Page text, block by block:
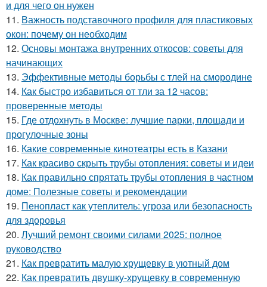
и для чего он нужен
11. Важность подставочного профиля для пластиковых
окон: почему он необходим
12. Основы монтажа внутренних откосов: советы для
начинающих
13. Эффективные методы борьбы с тлей на смородине
14. Как быстро избавиться от тли за 12 часов:
проверенные методы
15. Где отдохнуть в Москве: лучшие парки, площади и
прогулочные зоны
16. Какие современные кинотеатры есть в Казани
17. Как красиво скрыть трубы отопления: советы и идеи
18. Как правильно спрятать трубы отопления в частном
доме: Полезные советы и рекомендации
19. Пенопласт как утеплитель: угроза или безопасность
для здоровья
20. Лучший ремонт своими силами 2025: полное
руководство
21. Как превратить малую хрущевку в уютный дом
22. Как превратить двушку-хрущевку в современную